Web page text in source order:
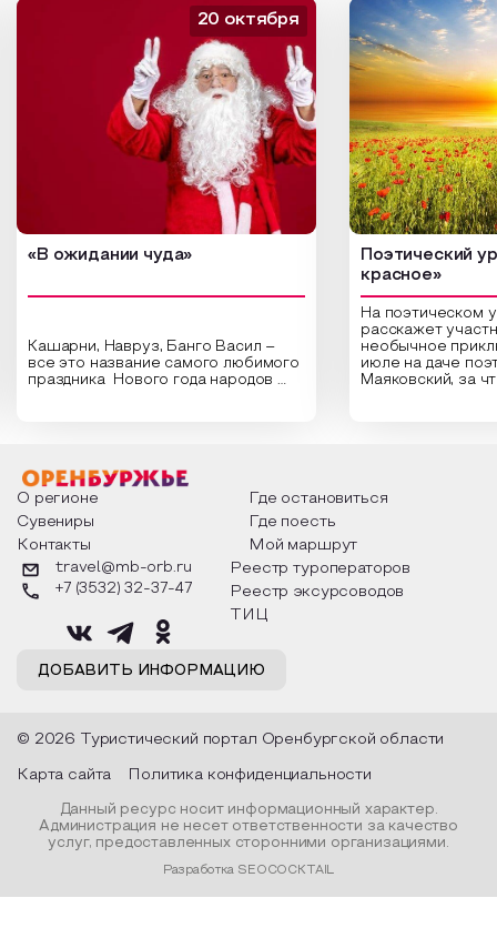
«В ожидании чуда»
Кашарни, Навруз, Банго Васил –
все это название самого любимого
праздника Нового года народов
о том, как встречают новый год в
разных уголках страны, какие
обряды совершают на удачу и
благополучие, в чем схожи и
различаются традиции. Кто такой
Дед Мороз и откуда он пришел, как
его называют в разных уголках
страны и как появились елочные
20 октября
Поэтический
красное»
На поэтическом
расскажет
необычное
июле на даче
Маяковский, за
Твардовского и
каждой строчке
восхищение
яркому времени
О регионе
Где остановиться
Сувениры
Где поесть
Контакты
Мой маршрут
ДОБАВИТЬ ИНФОРМАЦИЮ
travel@mb-orb.ru
+7 (3532) 32-37-47
Реестр туроператоров
Реестр эксурсоводов
ТИЦ
© 2026 Туристический портал Оренбургской области
Карта сайта Политика конфиденциальности
Данный ресурс носит информационный характер.
Администрация не несет ответственности за качество
услуг, предоставленных сторонними организациями.
Разработка SEOCOCKTAIL